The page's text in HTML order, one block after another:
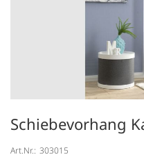
Schiebevorhang
Art.Nr.: 303015